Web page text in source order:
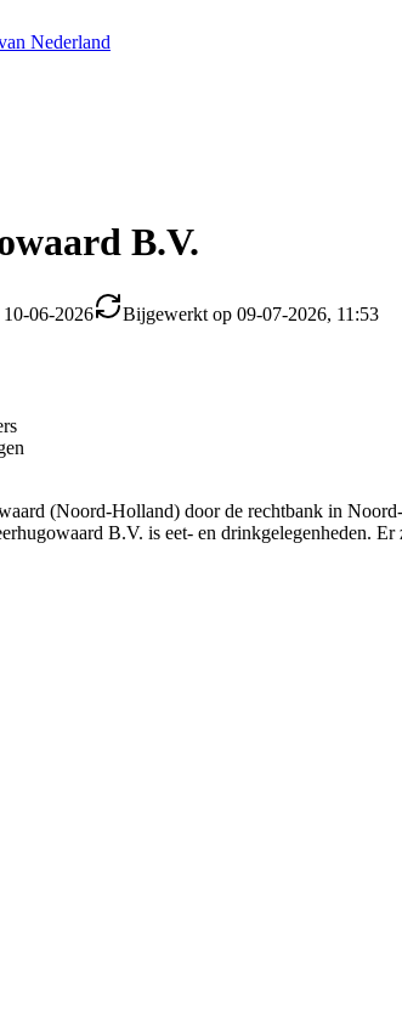
Nederland
B.V.
06-2026 Bijgewerkt op 09-07-2026, 11:53
(Noord-Holland) door de rechtbank in
B.V. is eet- en drinkgelegenheden. Er